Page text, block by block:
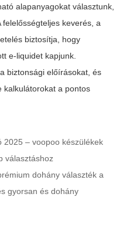
alapanyagokat választunk,
keverés, a
biztosítja, hogy
e-liquidet kapjunk.
biztonsági előírásokat, és
kalkulátorokat a pontos
2025 – voopoo készülékek
választáshoz
dohány választék a
gyorsan és dohány